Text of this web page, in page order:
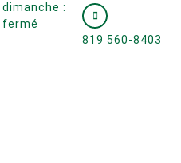
dimanche :
fermé
819 560-8403